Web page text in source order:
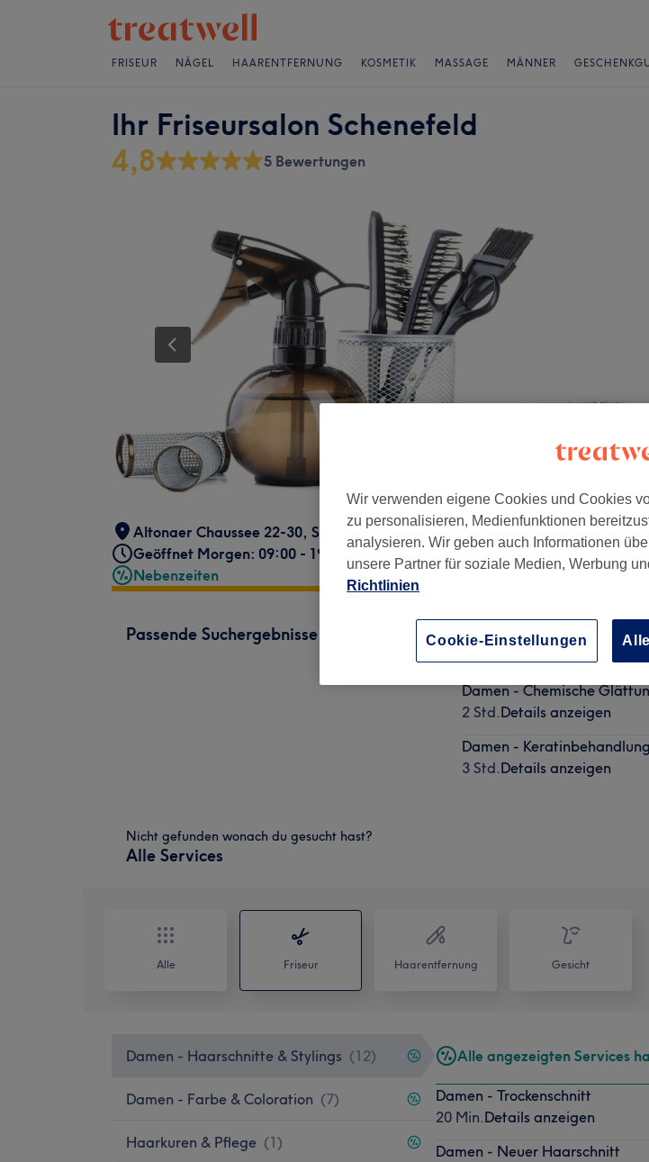
FRISEUR NÄGEL HAARENTFERNUNG KOSMETIK MASSAGE MÄNNER
Ihr Friseursalon Schenefeld
4,8 5 Bewertungen
Altonaer Chaussee 22-30, Schenefeld, 22869
Geöffnet Morgen: 09:00 - 19:00
Nebenzeiten
Passende Suchergebnisse
Damen - Haare glätten
Damen - Chemische
2 Std.Details anzeigen
Damen - Keratinbehandlung
3 Std.Details anzeigen
Nicht gefunden wonach du gesucht hast?
Alle Services
Alle Friseur Haarentfernung Gesicht
Damen - Haarschnitte & Stylings (12)
Damen - Farbe & Coloration (7)
Haarkuren & Pflege (1)
Alle angezeigten Services
Damen - Trockenschnitt
20 Min.Details anzeigen
Damen - Neuer Haarschnitt
Wir verwenden eigene Cookies und Cookies
zu personalisieren, Medienfunktionen
analysieren. Wir geben auch Informationen
unsere Partner für soziale Medien, Werbung
Richtlinien
Cookie-Einstellungen